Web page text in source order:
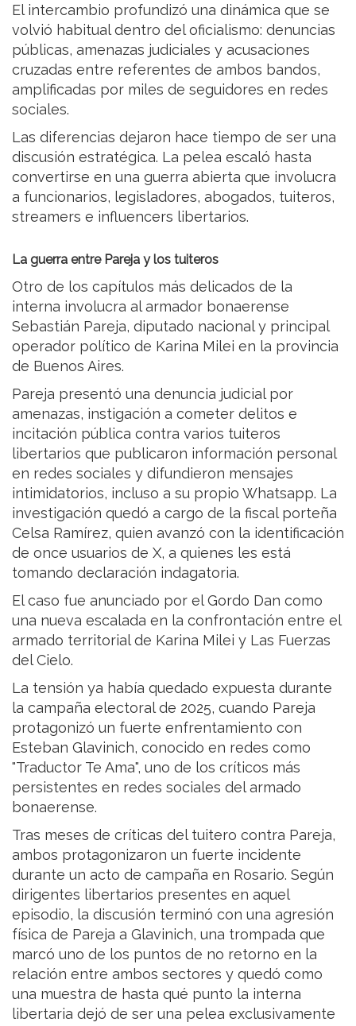
El intercambio profundizó una dinámica que se
volvió habitual dentro del oficialismo: denuncias
públicas, amenazas judiciales y acusaciones
cruzadas entre referentes de ambos bandos,
amplificadas por miles de seguidores en redes
sociales.
Las diferencias dejaron hace tiempo de ser una
discusión estratégica. La pelea escaló hasta
convertirse en una guerra abierta que involucra
a funcionarios, legisladores, abogados, tuiteros,
streamers e influencers libertarios.
La guerra entre Pareja y los tuiteros
Otro de los capítulos más delicados de la
interna involucra al armador bonaerense
Sebastián Pareja, diputado nacional y principal
operador político de Karina Milei en la provincia
de Buenos Aires.
Pareja presentó una denuncia judicial por
amenazas, instigación a cometer delitos e
incitación pública contra varios tuiteros
libertarios que publicaron información personal
en redes sociales y difundieron mensajes
intimidatorios, incluso a su propio Whatsapp. La
investigación quedó a cargo de la fiscal porteña
Celsa Ramírez, quien avanzó con la identificación
de once usuarios de X, a quienes les está
tomando declaración indagatoria.
El caso fue anunciado por el Gordo Dan como
una nueva escalada en la confrontación entre el
armado territorial de Karina Milei y Las Fuerzas
del Cielo.
La tensión ya había quedado expuesta durante
la campaña electoral de 2025, cuando Pareja
protagonizó un fuerte enfrentamiento con
Esteban Glavinich, conocido en redes como
"Traductor Te Ama", uno de los críticos más
persistentes en redes sociales del armado
bonaerense.
Tras meses de críticas del tuitero contra Pareja,
ambos protagonizaron un fuerte incidente
durante un acto de campaña en Rosario. Según
dirigentes libertarios presentes en aquel
episodio, la discusión terminó con una agresión
física de Pareja a Glavinich, una trompada que
marcó uno de los puntos de no retorno en la
relación entre ambos sectores y quedó como
una muestra de hasta qué punto la interna
libertaria dejó de ser una pelea exclusivamente